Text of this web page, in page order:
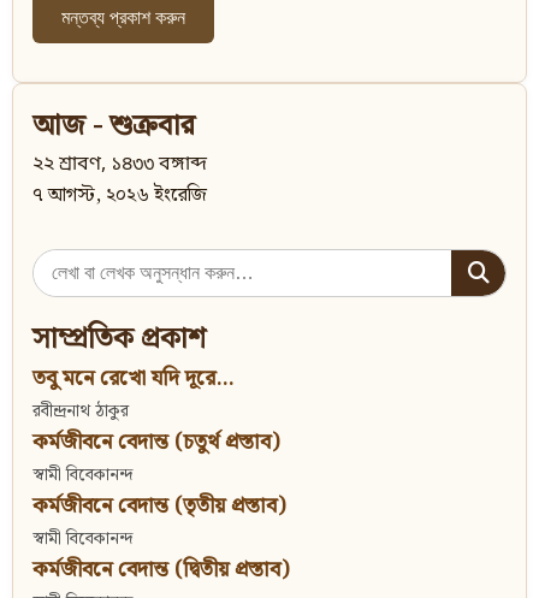
আজ - শুক্রবার
২২ শ্রাবণ, ১৪৩৩ বঙ্গাব্দ
৭ আগস্ট, ২০২৬ ইংরেজি
Search
for:
সাম্প্রতিক প্রকাশ
তবু মনে রেখো যদি দূরে...
রবীন্দ্রনাথ ঠাকুর
কর্মজীবনে বেদান্ত (চতুর্থ প্রস্তাব)
স্বামী বিবেকানন্দ
কর্মজীবনে বেদান্ত (তৃতীয় প্রস্তাব)
স্বামী বিবেকানন্দ
কর্মজীবনে বেদান্ত (দ্বিতীয় প্রস্তাব)